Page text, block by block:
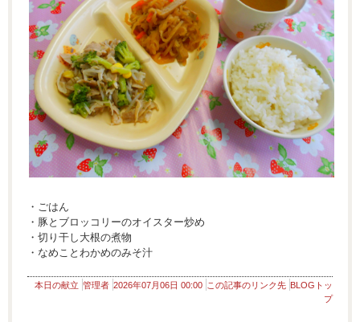
・ごはん
・豚とブロッコリーのオイスター炒め
・切り干し大根の煮物
・なめことわかめのみそ汁
本日の献立 管理者 2026年07月06日 00:00 この記事のリンク先 BLOGトッ
プ